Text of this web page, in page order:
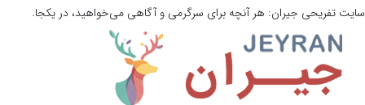
سایت تفریحی جیران: هر آنچه برای سرگرمی و آگاهی می‌خواهید، در یکجا.